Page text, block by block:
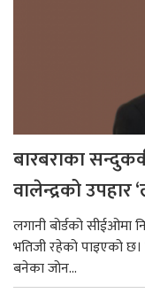
बारबराका
वालेन्द्रको उपहार
लगानी बोर्डको
भतिजी रहेको पाइएको
बनेका जोन...